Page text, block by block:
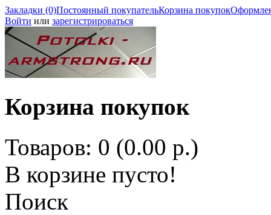
Закладки (0)Постоянный покупательКорзина покупок
Войти или зарегистрироваться
Корзина покупок
Товаров: 0 (0.00 р.)
В корзине пусто!
Поиск